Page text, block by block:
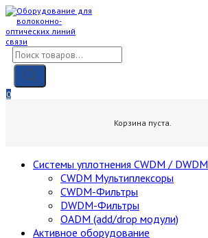
Skip
content
Поиск
товаров
0
Корзина пуста.
Cистемы уплотнения CWDM / DWDM
CWDM Мультиплексоры
CWDM-Фильтры
DWDM-Фильтры
OADM (add/drop модули)
Активное оборудование